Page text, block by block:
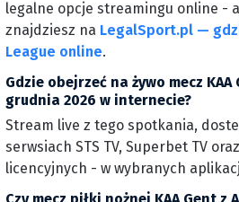
legalne opcje streamingu online -
znajdziesz na LegalSport.pl —
League online.
Gdzie obejrzeć na żywo mecz
grudnia 2026 w internecie?
Stream live z tego spotkania,
serwsiach STS TV, Superbet TV
licencyjnych - w wybranych